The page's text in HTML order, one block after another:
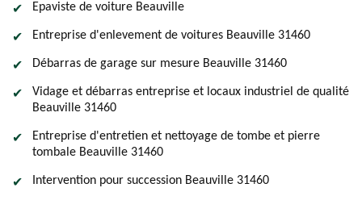
Epaviste de voiture Beauville
Entreprise d'enlevement de voitures Beauville 31460
Débarras de garage sur mesure Beauville 31460
Vidage et débarras entreprise et locaux industriel de qualité
Beauville 31460
Entreprise d'entretien et nettoyage de tombe et pierre
tombale Beauville 31460
Intervention pour succession Beauville 31460